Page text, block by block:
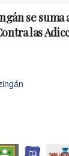
se suma
las